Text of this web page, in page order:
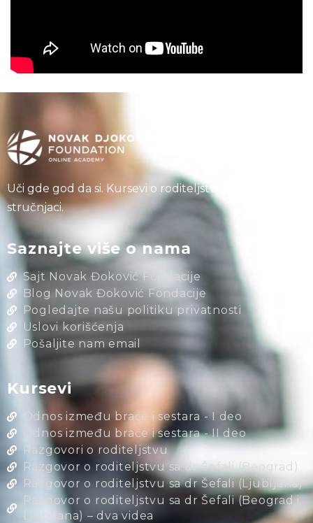
Uči gde god da si. Kursevi o roditeljstvu koje vode naši
stručnjaci.
Saznajte više o nama
Sajt Novak Đoković Fondacije
Blog Novak Đoković Fondacije
Pogledajte našu politiku privatnosti
Uslovi korišćenja
Pošaljite nam email
Kursevi
Odnos između braće i sestara - I deo
Odnos između braće i sestara - II deo
Razgovori o roditeljstvu
Razgovor o roditeljstvu sa dr Šefali (Beograd)
Razgovor o roditeljstvu sa dr Šefali (Ljubljana)
Razgovor o roditeljstvu sa dr Šefali (Beograd i
Ljubljana) – dva videa